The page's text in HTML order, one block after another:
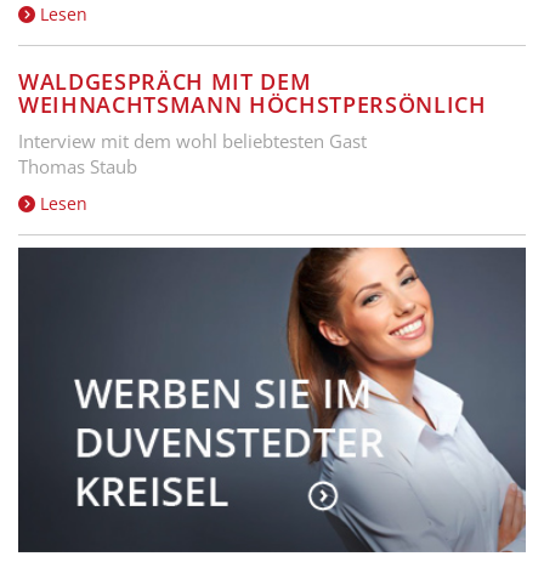
Lesen
WALDGESPRÄCH MIT DEM
WEIHNACHTSMANN HÖCHSTPERSÖNLICH
Interview mit dem wohl beliebtesten Gast
Thomas Staub
Lesen